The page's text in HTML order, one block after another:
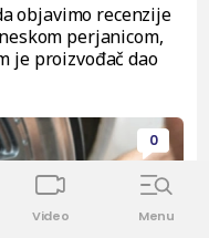
objavimo recenzije
perjanicom,
je proizvođač dao
0
Video Menu